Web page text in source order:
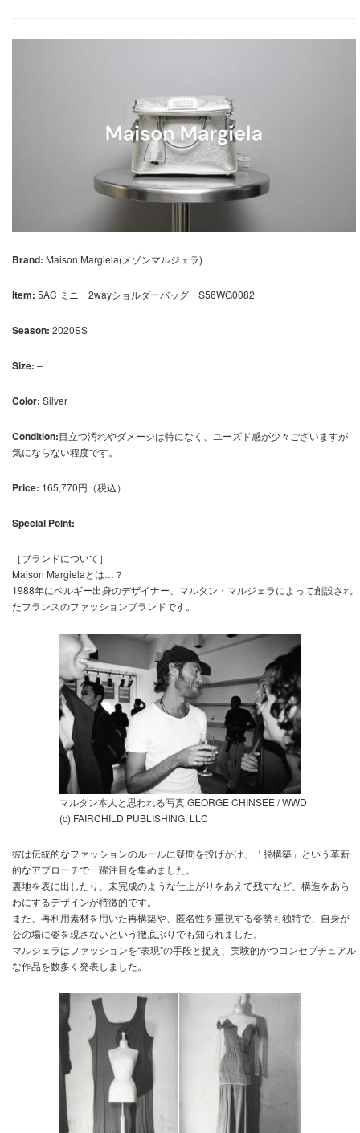
Brand: Maison Margiela(メゾンマルジェラ)
Item: 5AC ミニ 2wayショルダーバッグ S56WG0082
Season: 2020SS
Size: –
Color: Silver
Condition:目立つ汚れやダメージは特になく、ユーズド感が少々ございますが
気にならない程度です。
Price: 165,770円（税込）
Special Point:
［ブランドについて］
Maison Margielaとは…？
1988年にベルギー出身のデザイナー、マルタン・マルジェラによって創設され
たフランスのファッションブランドです。
マルタン本人と思われる写真 GEORGE CHINSEE / WWD
(c) FAIRCHILD PUBLISHING, LLC
彼は伝統的なファッションのルールに疑問を投げかけ、「脱構築」という革新
的なアプローチで一躍注目を集めました。
裏地を表に出したり、未完成のような仕上がりをあえて残すなど、構造をあら
わにするデザインが特徴的です。
また、再利用素材を用いた再構築や、匿名性を重視する姿勢も独特で、自身が
公の場に姿を現さないという徹底ぶりでも知られました。
マルジェラはファッションを“表現”の手段と捉え、実験的かつコンセプチュアル
な作品を数多く発表しました。